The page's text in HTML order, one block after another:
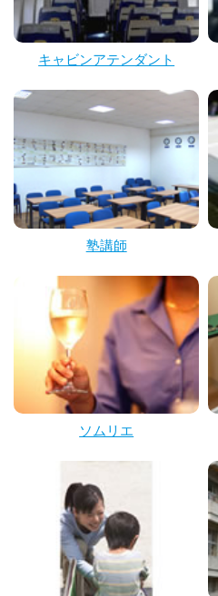
キャビンアテンダント
塾講師
ソムリエ